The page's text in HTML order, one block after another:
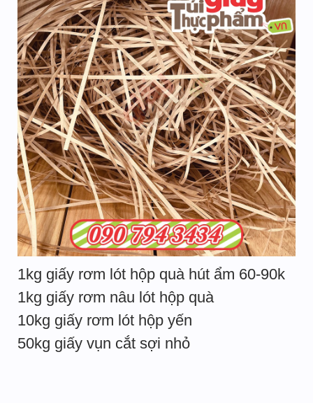
1kg giấy rơm lót hộp quà hút ẩm 60-90k
1kg giấy rơm nâu lót hộp quà
10kg giấy rơm lót hộp yến
50kg giấy vụn cắt sợi nhỏ